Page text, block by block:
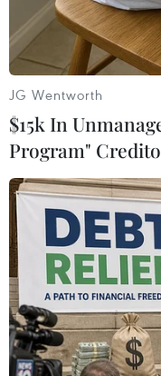
Công nhân làm việc
Huy,
Các chuyên gia
cảnh báo cuộc
minh châu Âu
JG Wentworth
$15k In
Program"